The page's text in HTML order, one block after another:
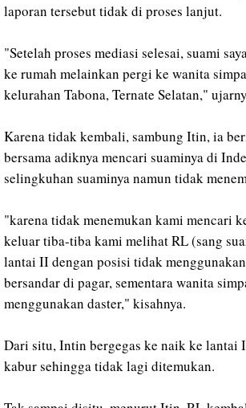
laporan tersebut tidak di proses lanjut.
"Setelah proses mediasi selesai, suami
ke rumah melainkan pergi ke wanita
kelurahan Tabona, Ternate Selatan,"
Karena tidak kembali, sambung Itin, ia
bersama adiknya mencari suaminya di
selingkuhan suaminya namun tidak
"karena tidak menemukan kami mencari
keluar tiba-tiba kami melihat RL (sang
lantai II dengan posisi tidak
bersandar di pagar, sementara wanita
menggunakan daster," kisahnya.
Dari situ, Intin bergegas ke naik ke lantai
kabur sehingga tidak lagi ditemukan.